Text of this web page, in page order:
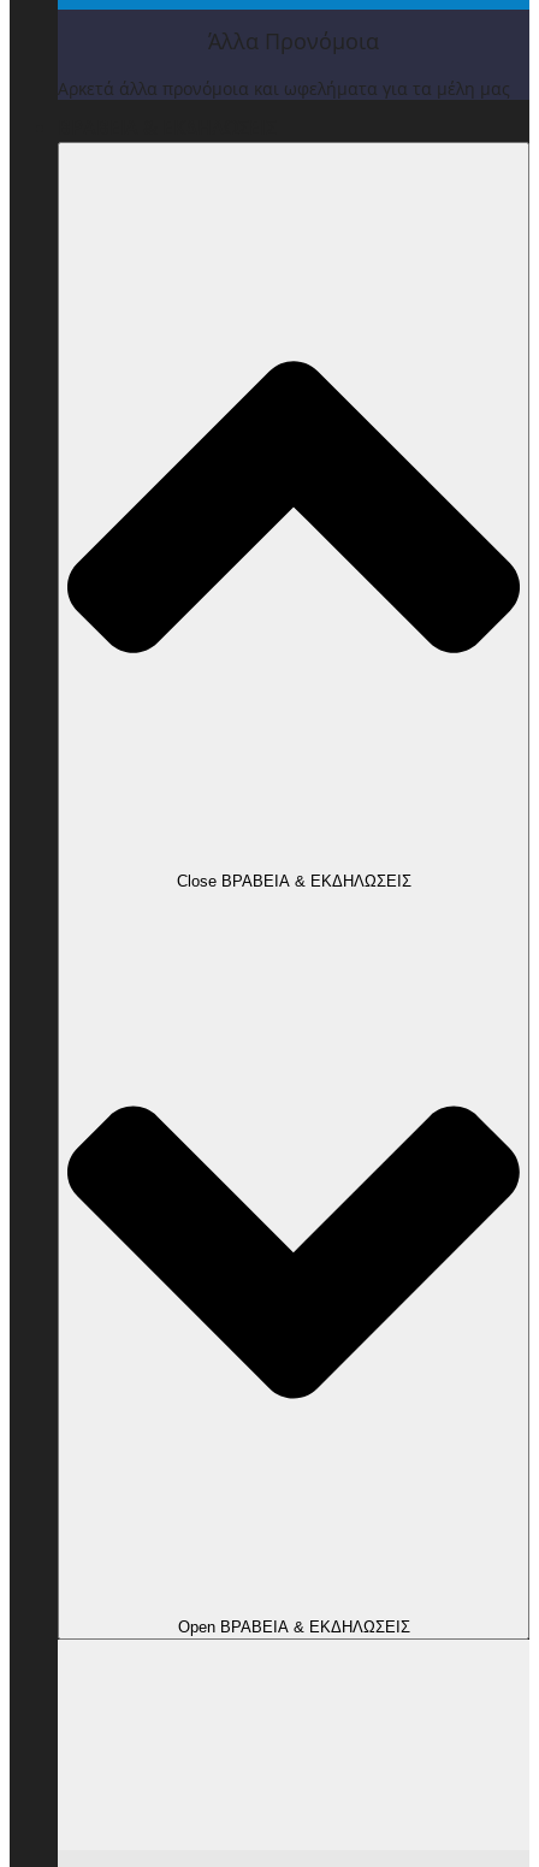
Άλλα Προνόμοια
Αρκετά άλλα προνόμοια και ωφελήματα για τα μέλη μας
Close ΒΡΑΒΕΙΑ & ΕΚΔΗΛΩΣΕΙΣ
Open ΒΡΑΒΕΙΑ & ΕΚΔΗΛΩΣΕΙΣ